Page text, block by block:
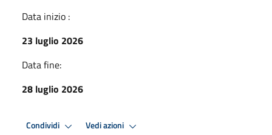
Data inizio :
23 luglio 2026
Data fine:
28 luglio 2026
Condividi Vedi azioni